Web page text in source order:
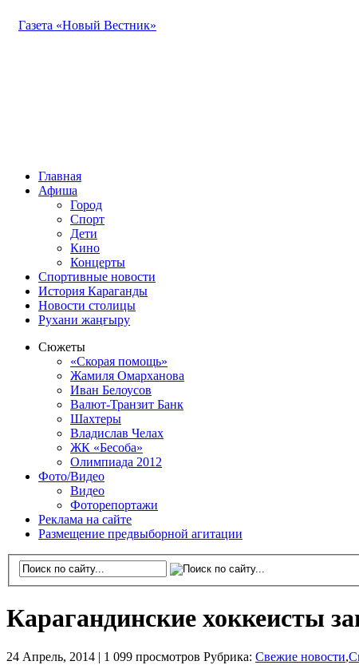
Газета «Новый Вестник»
Главная
Афиша
Город
Спорт
Дети
Кино
Концерты
Спортивные новости
История Караганды
Новости столицы
Рухани жаңғыру
Сюжеты
«Скорая помощь»
Жамиля Омарханова
Иван Белоусов
Валют-Транзит Банк
Шахтеры
Владислав Челах
ЖК «Бесоба»
Олимпиада 2012
Фото/Видео
Видео
Фоторепортажи
Реклама на сайте
Размещение предвыборной агитации
Карагандинские хоккеисты
24 Апрель, 2014 | 1 099 просмотров Рубрика: Свежие новости,